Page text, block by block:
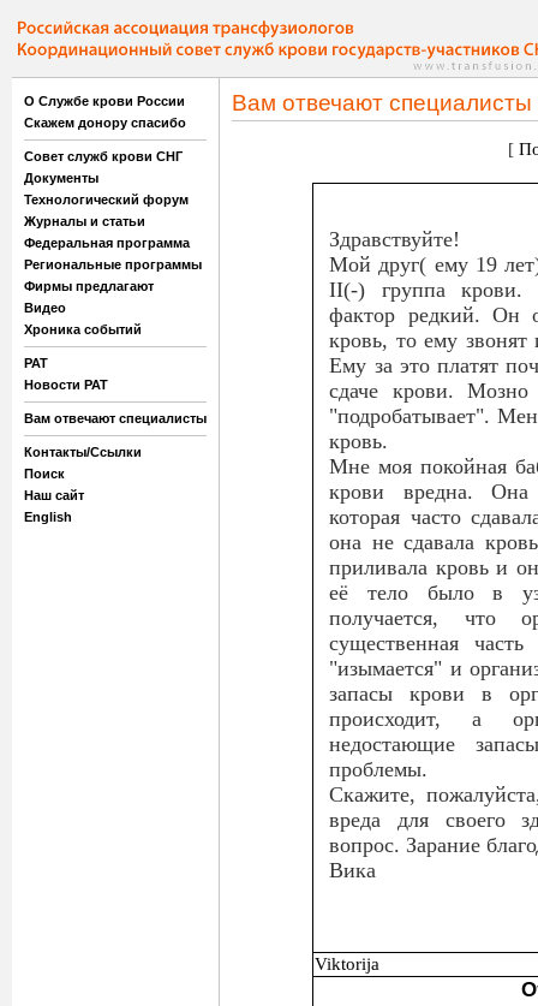
О Службе крови России
Скажем донору спасибо
Совет служб крови СНГ
Документы
Технологический форум
Журналы и статьи
Федеральная программа
Региональные программы
Фирмы предлагают
Видео
Хроника событий
РАТ
Новости РАТ
Вам отвечают специалисты
Контакты/Ссылки
Поиск
Наш сайт
English
Вам отвечают специалисты
[
Здравствуйте!
Мой друг( ему 19
II(-) группа крови.
фактор редкий. Он
кровь, то ему звонят
Ему за это платят
сдаче крови. Мозно
"подробатывает".
кровь.
Мне моя покойная
крови вредна. Она
которая часто
она не сдавала
приливала кровь и
её тело было в
получается, что
существенная
"изымается" и
запасы крови в
происходит, а
недостающие
проблемы.
Скажите,
вреда для своего
вопрос. Зарание
Вика
Viktorija